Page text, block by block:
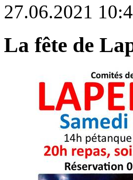
27.06.2021
La fête de